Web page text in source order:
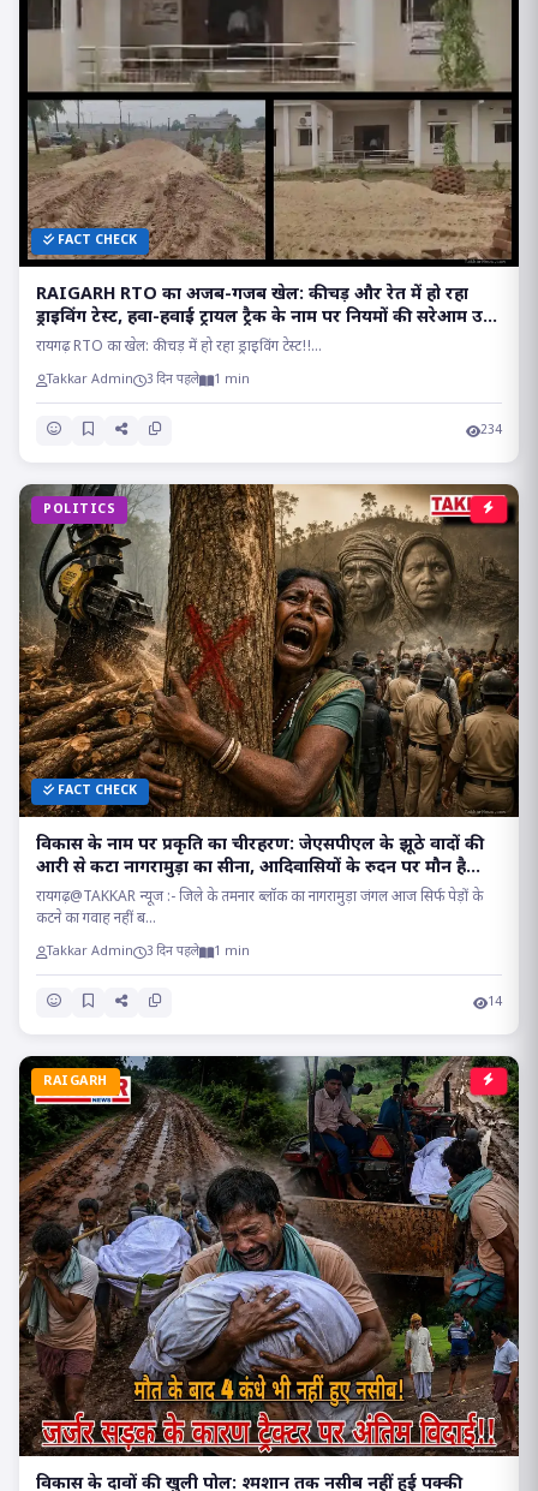
FACT CHECK
RAIGARH RTO का अजब-गजब खेल: कीचड़ और रेत में हो रहा
ड्राइविंग टेस्ट, हवा-हवाई ट्रायल ट्रैक के नाम पर नियमों की सरेआम उड़
रही धज्जियां
रायगढ़ RTO का खेल: कीचड़ में हो रहा ड्राइविंग टेस्ट!!...
Takkar Admin 3 दिन पहले 1 min
234
POLITICS
FACT CHECK
विकास के नाम पर प्रकृति का चीरहरण: जेएसपीएल के झूठे वादों की
आरी से कटा नागरामुड़ा का सीना, आदिवासियों के रुदन पर मौन है
सत्ता!
रायगढ़@TAKKAR न्यूज :- जिले के तमनार ब्लॉक का नागरामुड़ा जंगल आज सिर्फ पेड़ों के
कटने का गवाह नहीं ब...
Takkar Admin 3 दिन पहले 1 min
14
RAIGARH
विकास के दावों की खुली पोल: श्मशान तक नसीब नहीं हुई पक्की